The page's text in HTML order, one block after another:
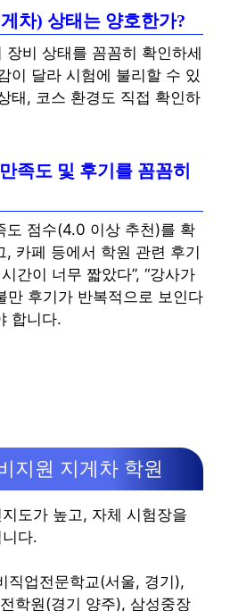
차) 상태는 양호한가?
장비 상태를 꼼꼼히 확인하세
이 달라 시험에 불리할 수 있
태, 코스 환경도 직접 확인하
족도 및 후기를 꼼꼼히
도 점수(4.0 이상 추천)를 확
, 카페 등에서 학원 관련 후기
간이 너무 짧았다”, “강사가
만 후기가 반복적으로 보인다
합니다.
지원 지게차 학원
도가 높고, 자체 시험장을
다.
직업전문학교(서울, 경기),
학원(경기 양주), 삼성중장